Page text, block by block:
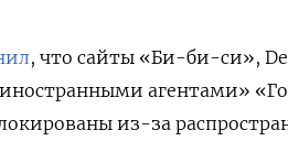
, что сайты «Би-би-си»,
агентами»
из-за